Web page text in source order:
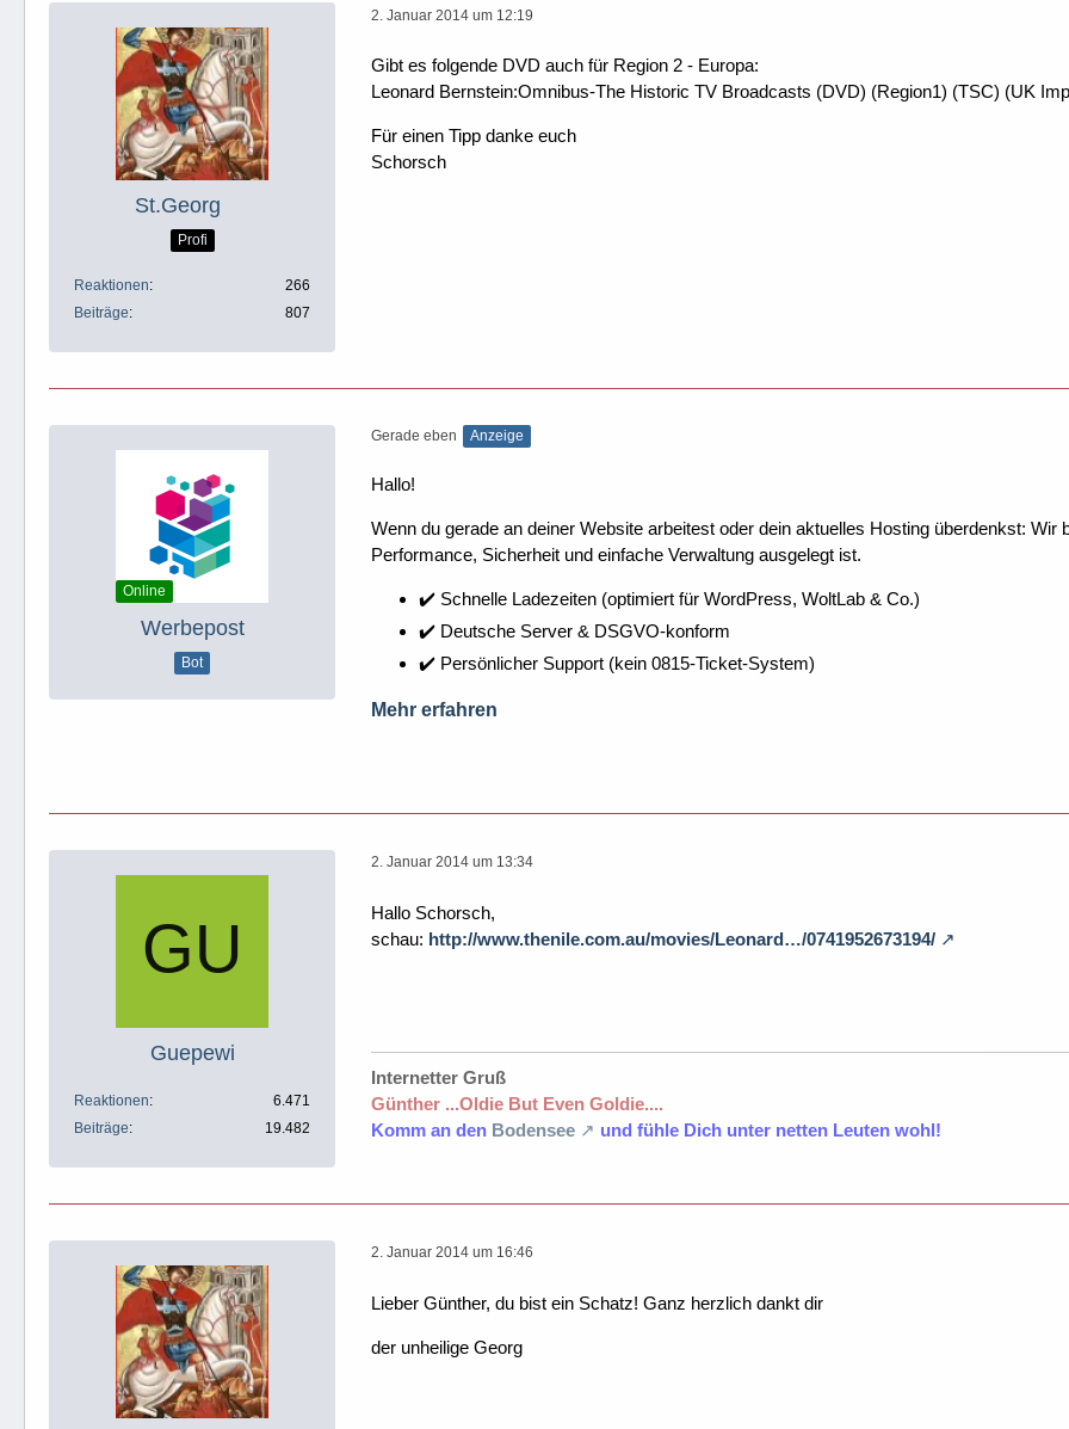
St.Georg
Profi
Reaktionen
266
Beiträge
807
2. Januar 2014 um 12:19
Gibt es folgende DVD auch für Region 2 - Europa:
Leonard Bernstein:Omnibus-The Historic TV Broadcasts (DVD) (Region1) (TSC) (UK
Für einen Tipp danke euch
Schorsch
Online
Werbepost
Bot
Gerade eben Anzeige
Hallo!
Wenn du gerade an deiner Website arbeitest oder dein aktuelles Hosting überdenkst:
Performance, Sicherheit und einfache Verwaltung ausgelegt ist.
✔️ Schnelle Ladezeiten (optimiert für WordPress, WoltLab & Co.)
✔️ Deutsche Server & DSGVO-konform
✔️ Persönlicher Support (kein 0815-Ticket-System)
Mehr erfahren
Guepewi
Reaktionen
6.471
Beiträge
19.482
2. Januar 2014 um 13:34
Hallo Schorsch,
schau: http://www.thenile.com.au/movies/Leonard…/0741952673194/
Internetter Gruß
Günther ...Oldie But Even Goldie....
Komm an den Bodensee und fühle Dich unter netten Leuten wohl!
2. Januar 2014 um 16:46
Lieber Günther, du bist ein Schatz! Ganz herzlich dankt dir
der unheilige Georg